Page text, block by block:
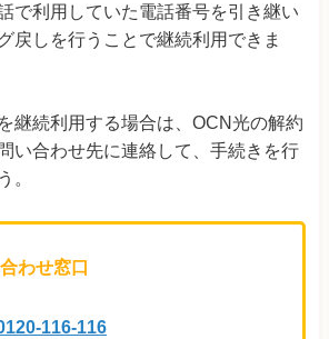
で利用していた電話番号を引き継い
戻しを行うことで継続利用できま
継続利用する場合は、OCN光の解約
い合わせ先に連絡して、手続きを行
。
わせ窓口
116-116